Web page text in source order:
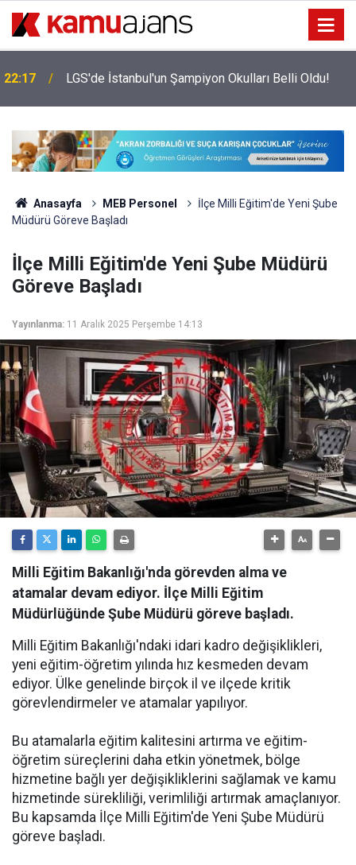
22:17 LGS'de İstanbul'un Şampiyon Okulları Belli Oldu!
Anasayfa MEB Personel
İlçe Milli Eğitim'de Yeni Şube
Müdürü Göreve Başladı
İlçe Milli Eğitim'de Yeni Şube Müdürü
Göreve Başladı
Yayınlanma: 11 Aralık 2025 Perşembe 14:13
Milli Eğitim Bakanlığı'nda görevden alma ve
atamalar devam ediyor. İlçe Milli Eğitim
Müdürlüğünde Şube Müdürü göreve başladı.
Milli Eğitim Bakanlığı'ndaki idari kadro değişiklikleri,
yeni eğitim-öğretim yılında hız kesmeden devam
ediyor. Ülke genelinde birçok il ve ilçede kritik
görevlendirmeler ve atamalar yapılıyor.
Bu atamalarla eğitim kalitesini artırma ve eğitim-
öğretim süreçlerini daha etkin yönetmek, bölge
hizmetine bağlı yer değişikliklerini sağlamak ve kamu
hizmetinde sürekliliği, verimliliği artırmak amaçlanıyor.
Bu kapsamda İlçe Milli Eğitim'de Yeni Şube Müdürü
göreve başladı.